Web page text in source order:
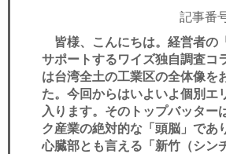
飲食店情報
記事番
皆様、こんにちは。経営者の
サポートするワイズ独自調査コ
は台湾全土の工業区の全体像を
た。今回からはいよいよ個別エ
入ります。そのトップバッター
ク産業の絶対的な「頭脳」であ
心臓部とも言える「新竹（シン